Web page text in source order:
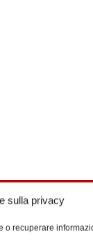
sulla privacy
recuperare